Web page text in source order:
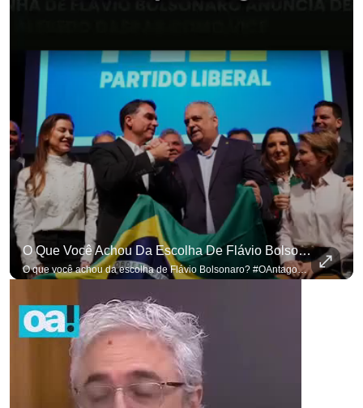
O Que Você Achou Da Escolha De Flávio Bolsonaro? #OAntagonista
O que você achou da escolha de Flávio Bolsonaro? #OAntagonista Se você busca informação com credibilidade, inscreva-se agora e ative o